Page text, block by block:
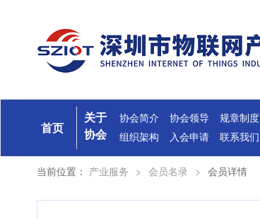
首页
关于
协会
协会简介 协会领导
规章制度
组织架构
入会申请 联系我们
当前位置： 产业服务 > 会员名录 > 会员详情